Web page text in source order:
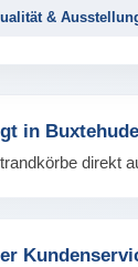
&
in Buxtehude
direkt